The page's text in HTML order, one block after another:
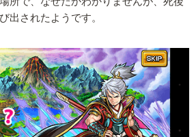
出されたようです。